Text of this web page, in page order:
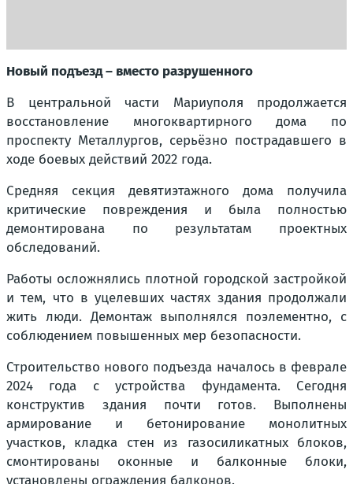
Новый подъезд – вместо разрушенного
В центральной части Мариуполя продолжается
восстановление многоквартирного дома по
проспекту Металлургов, серьёзно пострадавшего в
ходе боевых действий 2022 года.
Средняя секция девятиэтажного дома получила
критические повреждения и была полностью
демонтирована по результатам проектных
обследований.
Работы осложнялись плотной городской застройкой
и тем, что в уцелевших частях здания продолжали
жить люди. Демонтаж выполнялся поэлементно, с
соблюдением повышенных мер безопасности.
Строительство нового подъезда началось в феврале
2024 года с устройства фундамента. Сегодня
конструктив здания почти готов. Выполнены
армирование и бетонирование монолитных
участков, кладка стен из газосиликатных блоков,
смонтированы оконные и балконные блоки,
установлены ограждения балконов.